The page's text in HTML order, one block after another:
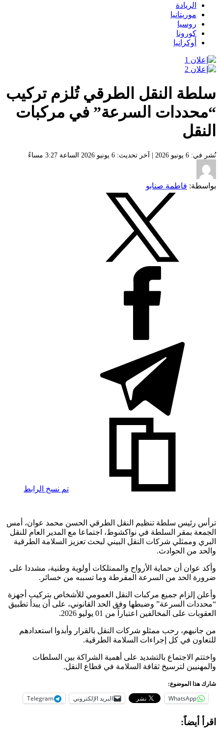
الريادة
موريتانيا
روسيا
كورونا
أوكرانيا
سلطة النقل الطرقي تُلزم تركيب
“محددات السرعة” في مركبات
النقل
نُشر في: 6 يونيو 2026 | آخر تحديث: 6 يونيو 2026 الساعة 3:27 مساءً
بواسطة: فاطمة صنابو
تم نسخ الرابط
ترأس رئيس سلطة تنظيم النقل الطرقي الحسن محمد عوان، أمس
الجمعة بمقر السلطة في نواكشوط، اجتماعا مع المدير العام للنقل
البري وممثلي شركات النقل البيني لبحث تعزيز السلامة الطرقية
والحد من الحوادث.
وأكد عوان أن حماية الأرواح والممتلكات أولوية وطنية، مشددا على
ضرورة الحد من السرعة المفرطة وما تسببه من خسائر.
وأعلن إلزام جميع مركبات النقل العمومي للأشخاص بتركيب أجهزة
“محددات السرعة” وضبطها وفق الحد القانوني، على أن يبدأ تطبيق
العقوبات على المخالفين اعتباراً من 01 يوليو 2026.
من جانبهم، رحب ممثلو شركات النقل بالقرار وأبدوا استعدادهم
للتعاون في كل إجراءات السلامة الطرقية.
واختتم الاجتماع بالتشديد على أهمية الشراكة بين السلطات
والمهنيين لترسيخ ثقافة السلامة في قطاع النقل.
شارك هذا الموضوع:
WhatsApp البريد الإلكتروني Telegram
اقرأ أيضاً: